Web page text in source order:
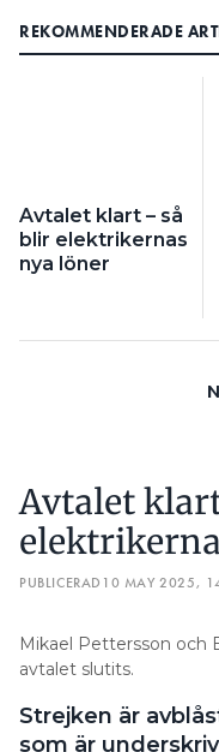
REKOMMENDERADE
Avtalet klart – så
blir elektrikernas
nya löner
Avtalet
PUBLICERAD 10 MAY 2025,
Mikael Pettersson och
avtalet slutits.
Strejken är
som är